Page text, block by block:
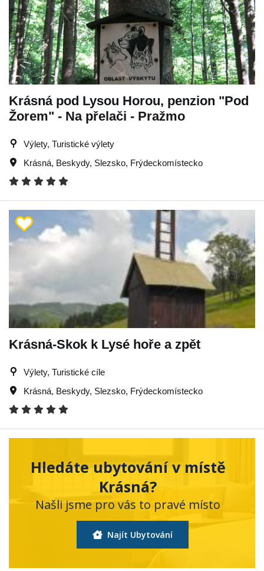
Krásná pod Lysou Horou, penzion "Pod
Žorem" - Na přelači - Pražmo
Výlety, Turistické výlety
Krásná, Beskydy, Slezsko, Frýdeckomístecko
Krásná-Skok k Lysé hoře a zpět
Výlety, Turistické cíle
Krásná, Beskydy, Slezsko, Frýdeckomístecko
Hledáte ubytování v místě
Krásná?
Našli jsme pro vás to pravé místo
Najít Ubytování